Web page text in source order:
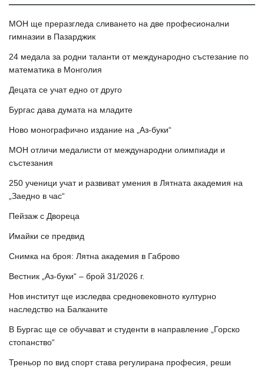
МОН ще преразгледа сливането на две професионални
гимназии в Пазарджик
24 медала за родни таланти от международно състезание по
математика в Монголия
Децата се учат едно от друго
Бургас дава думата на младите
Ново монографично издание на „Аз-буки“
МОН отличи медалисти от международни олимпиади и
състезания
250 ученици учат и развиват умения в Лятната академия на
„Заедно в час“
Пейзаж с Двореца
Имайки се предвид
Снимка на броя: Лятна академия в Габрово
Вестник „Аз-буки“ – брой 31/2026 г.
Нов институт ще изследва средновековното културно
наследство на Балканите
В Бургас ще се обучават и студенти в направление „Горско
стопанство“
Треньор по вид спорт става регулирана професия, реши